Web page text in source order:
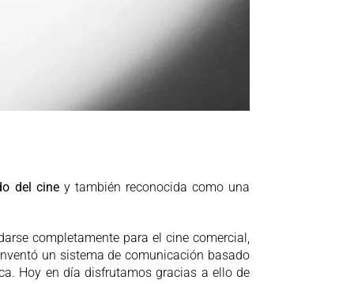
del ciney también reconocida como una
completamente para el cine comercial,
un sistema de comunicación basado
Hoy en día disfrutamos gracias a ello de